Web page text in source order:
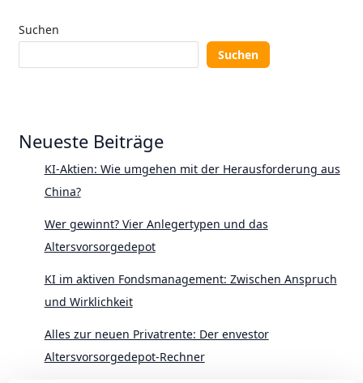
Suchen
Suchen
Neueste Beiträge
KI-Aktien: Wie umgehen mit der Herausforderung aus
China?
Wer gewinnt? Vier Anlegertypen und das
Altersvorsorgedepot
KI im aktiven Fondsmanagement: Zwischen Anspruch
und Wirklichkeit
Alles zur neuen Privatrente: Der envestor
Altersvorsorgedepot-Rechner